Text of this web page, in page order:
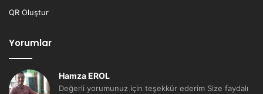
QR Oluştur
Yorumlar
Hamza EROL
Değerli yorumunuz için teşekkür ederim Size faydalı